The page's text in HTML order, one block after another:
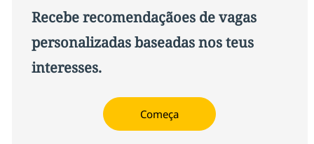
Recebe recomendaçãoes de vagas
personalizadas baseadas nos teus
interesses.
Começa